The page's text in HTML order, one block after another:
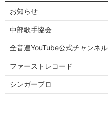
お知らせ
中部歌手協会
全音連YouTube公式チャンネル
ファーストレコード
シンガープロ